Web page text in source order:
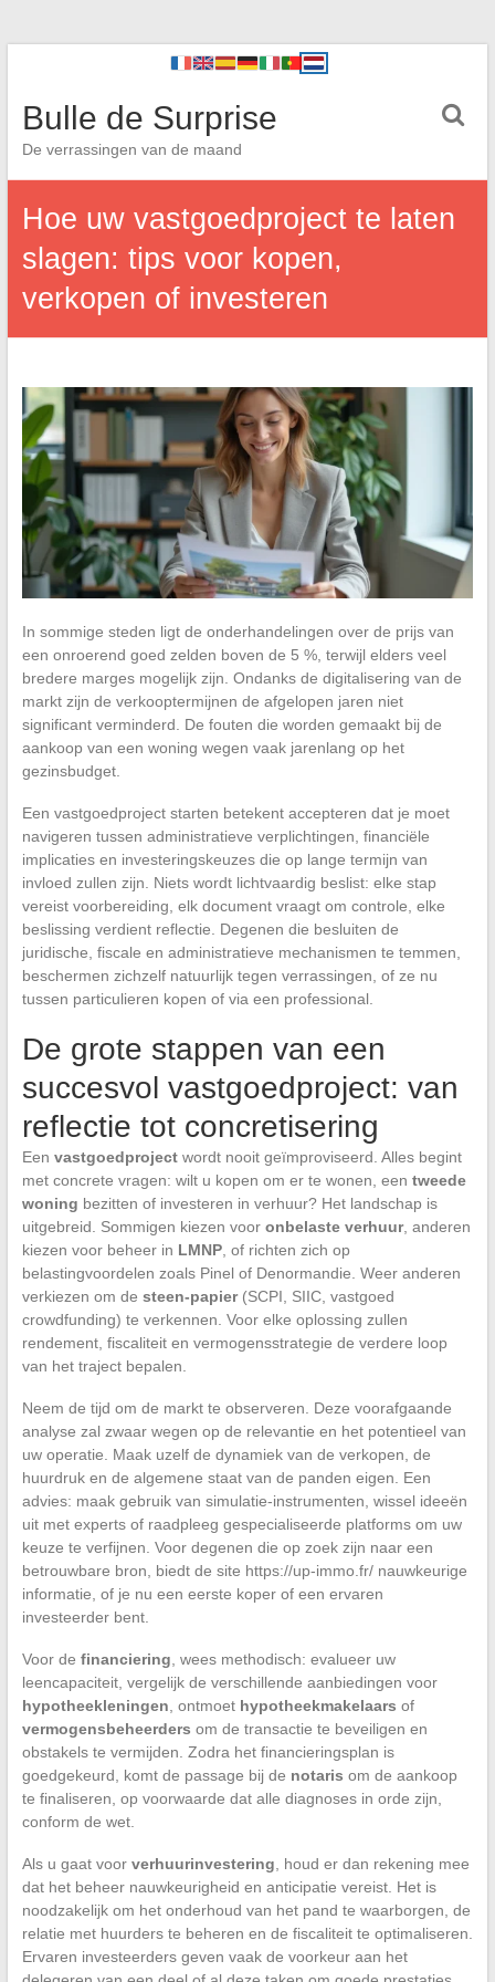
Bulle de Surprise
De verrassingen van de maand
Hoe uw vastgoedproject te laten
slagen: tips voor kopen,
verkopen of investeren
In sommige steden ligt de onderhandelingen over de prijs van
een onroerend goed zelden boven de 5 %, terwijl elders veel
bredere marges mogelijk zijn. Ondanks de digitalisering van de
markt zijn de verkooptermijnen de afgelopen jaren niet
significant verminderd. De fouten die worden gemaakt bij de
aankoop van een woning wegen vaak jarenlang op het
gezinsbudget.
Een vastgoedproject starten betekent accepteren dat je moet
navigeren tussen administratieve verplichtingen, financiële
implicaties en investeringskeuzes die op lange termijn van
invloed zullen zijn. Niets wordt lichtvaardig beslist: elke stap
vereist voorbereiding, elk document vraagt om controle, elke
beslissing verdient reflectie. Degenen die besluiten de
juridische, fiscale en administratieve mechanismen te temmen,
beschermen zichzelf natuurlijk tegen verrassingen, of ze nu
tussen particulieren kopen of via een professional.
De grote stappen van een
succesvol vastgoedproject: van
reflectie tot concretisering
Een vastgoedprojectwordt nooit geïmproviseerd. Alles begint
met concrete vragen: wilt u kopen om er te wonen, een tweede
woning bezitten of investeren in verhuur? Het landschap is
uitgebreid. Sommigen kiezen voor onbelaste verhuur, anderen
kiezen voor beheer in LMNP, of richten zich op
belastingvoordelen zoals Pinel of Denormandie. Weer anderen
verkiezen om de steen-papier(SCPI, SIIC, vastgoed
crowdfunding) te verkennen. Voor elke oplossing zullen
rendement, fiscaliteit en vermogensstrategie de verdere loop
van het traject bepalen.
Neem de tijd om de markt te observeren. Deze voorafgaande
analyse zal zwaar wegen op de relevantie en het potentieel van
uw operatie. Maak uzelf de dynamiek van de verkopen, de
huurdruk en de algemene staat van de panden eigen. Een
advies: maak gebruik van simulatie-instrumenten, wissel ideeën
uit met experts of raadpleeg gespecialiseerde platforms om uw
keuze te verfijnen. Voor degenen die op zoek zijn naar een
betrouwbare bron, biedt de site https://up-immo.fr/ nauwkeurige
informatie, of je nu een eerste koper of een ervaren
investeerder bent.
Voor de financiering , wees methodisch: evalueer uw
leencapaciteit, vergelijk de verschillende aanbiedingen voor
hypotheekleningen , ontmoet hypotheekmakelaars of
vermogensbeheerders om de transactie te beveiligen en
obstakels te vermijden. Zodra het financieringsplan is
goedgekeurd, komt de passage bij de notaris om de aankoop
te finaliseren, op voorwaarde dat alle diagnoses in orde zijn,
conform de wet.
Als u gaat voor verhuurinvestering , houd er dan rekening mee
dat het beheer nauwkeurigheid en anticipatie vereist. Het is
noodzakelijk om het onderhoud van het pand te waarborgen, de
relatie met huurders te beheren en de fiscaliteit te optimaliseren.
Ervaren investeerders geven vaak de voorkeur aan het